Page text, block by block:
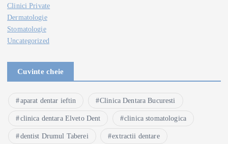
Clinici Private
Dermatologie
Stomatologie
Uncategorized
Cuvinte cheie
aparat dentar ieftin Clinica Dentara Bucuresti
clinica dentara Elveto Dent clinica stomatologica
dentist Drumul Taberei extractii dentare